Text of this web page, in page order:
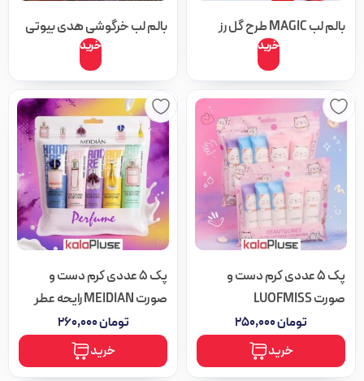
بالم لب MAGIC طرح گل رز
خرید
این
محصول
دارای
انواع
مختلفی
می
باشد.
گزینه
ها
ممکن
است
در
صفحه
محصول
بالم لب خرگوشی هدی بیوتی
خرید
این
محصول
دارای
انواع
مختلفی
می
باشد.
گزینه
ها
ممکن
است
در
صفحه
محصول
پک 5 عددی کرم دست و
صورت LUOFMISS
تومان
خرید
پک 5 عددی کرم دست و
صورت MEIDIAN رایحه عطر
تومان۲۶۰,۰۰۰
خرید